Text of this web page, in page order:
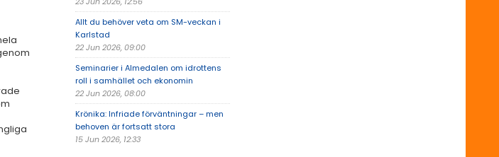
Allt du behöver veta om SM-veckan i
Karlstad
22 Jun 2026, 09:00
Seminarier i Almedalen om idrottens
roll i samhället och ekonomin
22 Jun 2026, 08:00
Krönika: Infriade förväntningar – men
behoven är fortsatt stora
15 Jun 2026, 12:33